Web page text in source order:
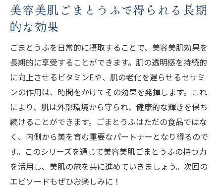
美容美肌ごまとうふで得られる長期
的な効果
ごまとうふを日常的に摂取することで、美容美肌効果を
長期的に享受することができます。肌の透明感を持続的
に向上させるビタミンEや、肌の老化を遅らせるセサミ
ンの作用は、時間をかけてその効果を発揮します。これ
により、肌は外部環境から守られ、健康的な輝きを保ち
続けることができます。ごまとうふはただの食品ではな
く、内側から美を育む重要なパートナーとなり得るので
す。このシリーズを通じて美容美肌ごまとうふの持つ力
を活用し、美肌の旅を共に進めていきましょう。次回の
エピソードもぜひお楽しみに！